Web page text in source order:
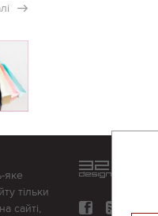
яке
тільки
сайті,